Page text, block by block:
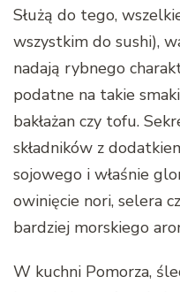
Służą do tego,
wszystkim do sushi),
nadają rybnego
podatne na takie
bakłażan czy tofu.
składników z
sojowego i właśnie
owinięcie nori, selera
bardziej morskiego
W kuchni Pomorza,